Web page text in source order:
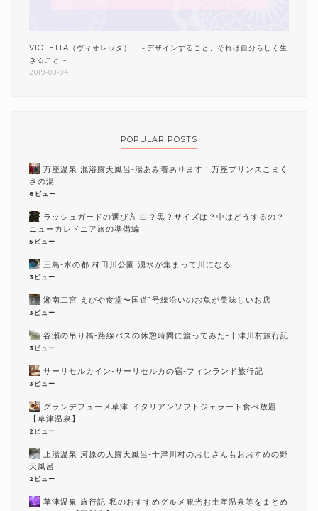
VIOLETTA（ヴィオレッタ） ～デザインすること、それは自分らしく生
きること～
2019-08-04
POPULAR POSTS
万座温泉 混浴露天風呂-湯あみ着あります！万座プリンスこまく
さの湯
8ビュー
ラッシュガードの選び方 白？黒？サイズは？中はどうするの？-
ニューカレドニア旅の準備編
5ビュー
三島-水の都 柿田川公園 湧水が集まって川になる
3ビュー
湘南二宮 えびや食堂〜国道1号線沿いのお魚が美味しいお店
3ビュー
谷瀬の吊り橋-路線バスの休憩時間に渡ってみた-十津川村旅行記
3ビュー
サーリセルカイン-サーリセルカの宿-フィンランド旅行記
3ビュー
グランデフューメ草津-イタリアンソフトジェラート食べ放題!
【草津温泉】
2ビュー
上湯温泉 河原の大露天風呂-十津川村のおじさんもおおすめの野
天風呂
2ビュー
草津温泉 旅行記-私のおすすめグルメ観光お土産温泉等をまとめ